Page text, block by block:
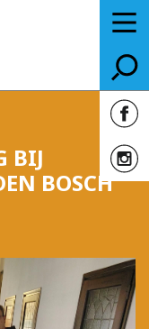
BIJ
BOSCH